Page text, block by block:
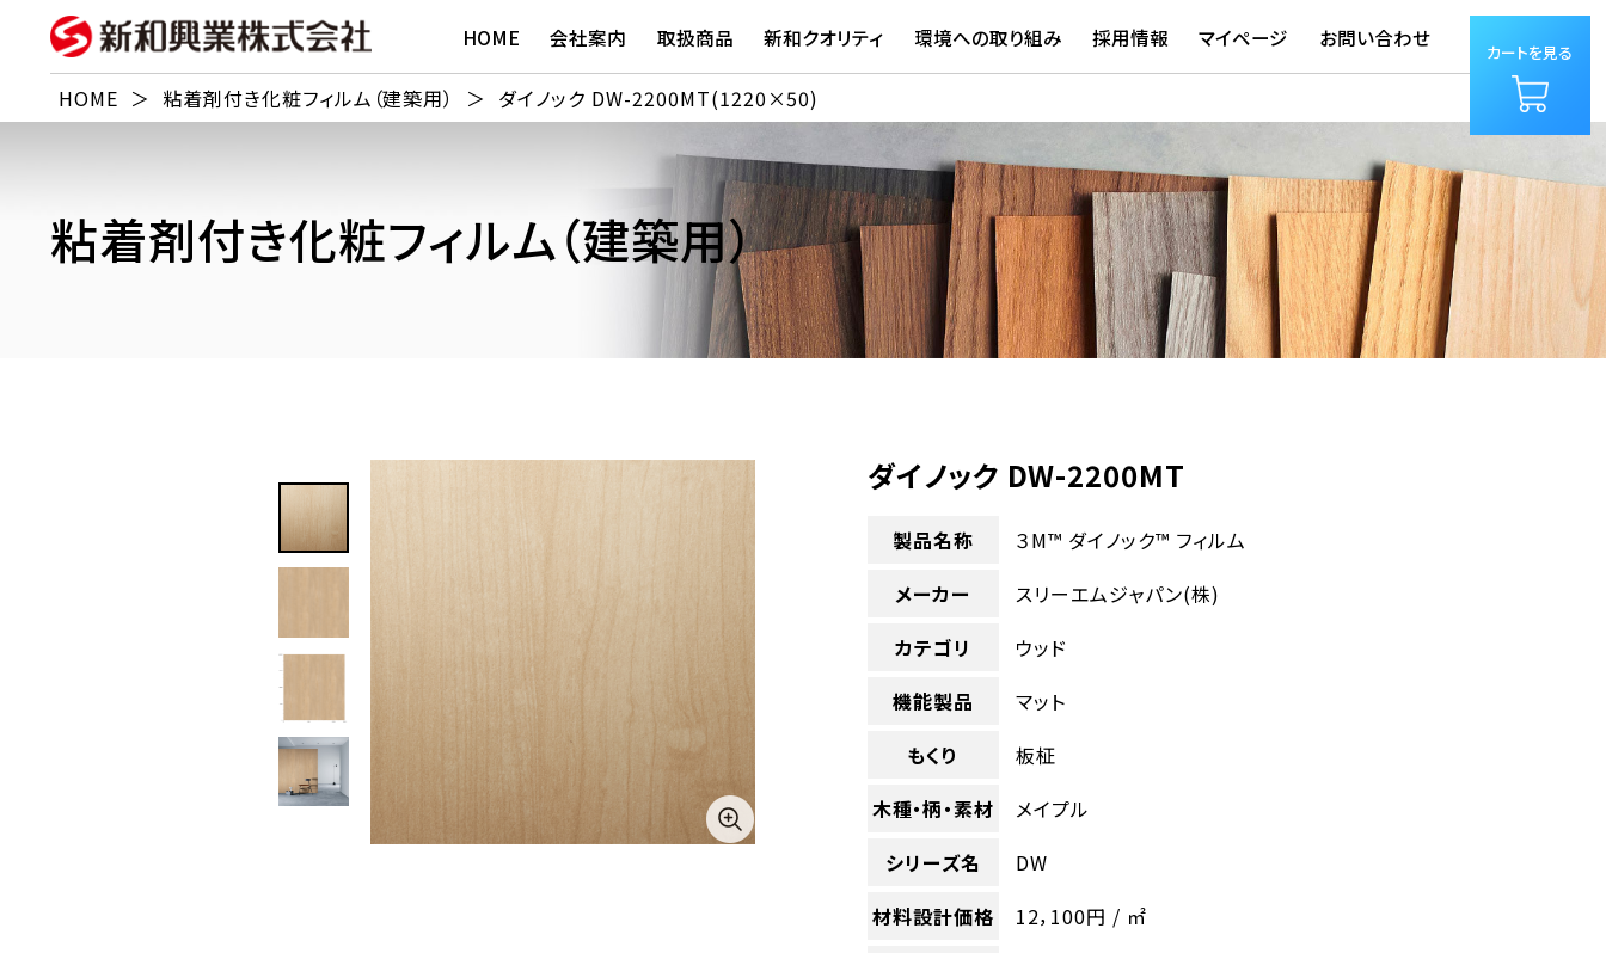
HOME 会社案内 取扱商品 新和クオリティ 環境への取り組み 採用情報 マイページ お問い合わせ
カートを見る
HOME ＞ 粘着剤付き化粧フィルム（建築用） ＞ ダイノック DW-2200MT(1220×50)
粘着剤付き化粧フィルム（建築用）
ダイノック DW-2200MT
製品名称
３M™ ダイノック™ フィルム
メーカー
スリーエムジャパン(株)
カテゴリ
ウッド
機能製品
マット
もくり
板柾
木種・柄・素材
メイプル
シリーズ名
DW
材料設計価格
12，100円 / ㎡